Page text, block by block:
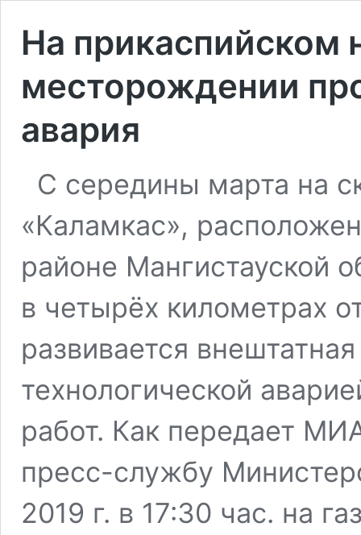
На прикаспийском
месторождении
авария
С середины марта на
«Каламкас»,
районе Мангистауской
в четырёх километрах
развивается
технологической
работ. Как передает
пресс-службу
2019 г. в 17:30 час. на